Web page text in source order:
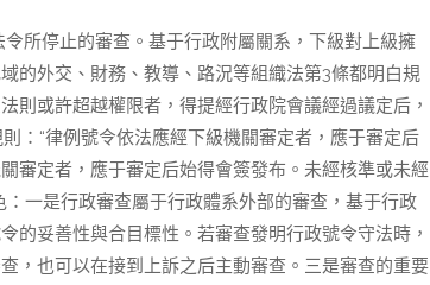
所停止的審查。基于行政附屬關系，下級對上級擁
的外交、財務、教導、路況等組織法第3條都明白規
則或許超越權限者，得提經行政院會議經過議定后，
：“律例號令依法應經下級機關審定者，應于審定后
審定者，應于審定后始得會簽發布。未經核準或未經
一是行政審查屬于行政體系外部的審查，基于行政
的妥善性與合目標性。若審查發明行政號令守法時，
，也可以在接到上訴之后主動審查。三是審查的重要